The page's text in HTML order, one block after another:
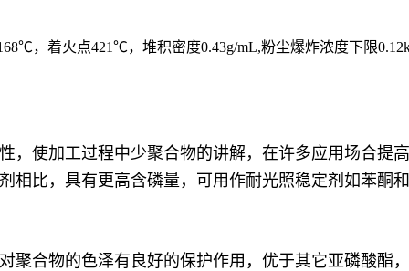
，着火点421℃，堆积密度0.43g/mL,粉尘爆炸浓度下限
，使加工过程中少聚合物的讲解，在许多应用场合提
相比，具有更高含磷量，可用作耐光照稳定剂如苯酮
聚合物的色泽有良好的保护作用，优于其它亚磷酸酯